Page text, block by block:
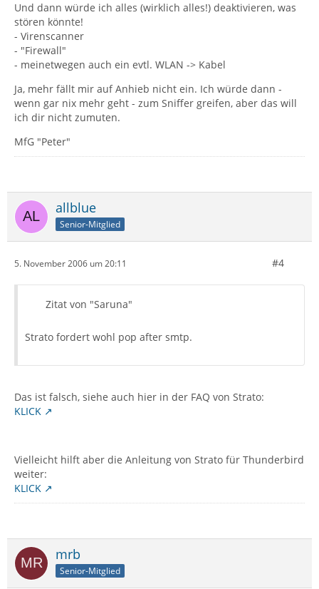
Und dann würde ich alles (wirklich alles!) deaktivieren, was
stören könnte!
- Virenscanner
- "Firewall"
- meinetwegen auch ein evtl. WLAN -> Kabel
Ja, mehr fällt mir auf Anhieb nicht ein. Ich würde dann -
wenn gar nix mehr geht - zum Sniffer greifen, aber das will
ich dir nicht zumuten.
MfG "Peter"
allblue
Senior-Mitglied
5. November 2006 um 20:11 #4
Zitat von "Saruna"
Strato fordert wohl pop after smtp.
Das ist falsch, siehe auch hier in der FAQ von Strato:
KLICK
Vielleicht hilft aber die Anleitung von Strato für Thunderbird
weiter:
KLICK
mrb
Senior-Mitglied